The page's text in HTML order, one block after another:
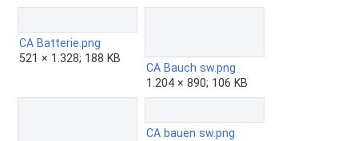
CA Batterie.png
521 × 1.328; 188 KB
CA Bauch sw.png
1.204 × 890; 106 KB
CA bauen sw.png